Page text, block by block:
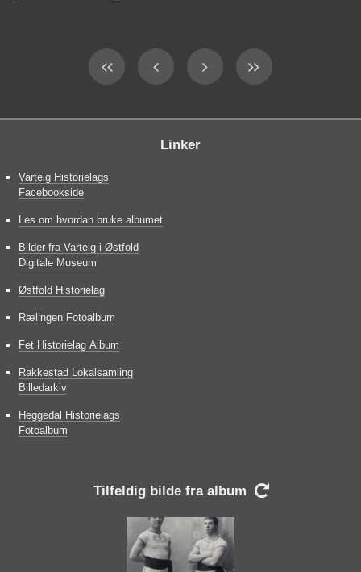
Linker
Varteig Historielags
Facebookside
Les om hvordan bruke albumet
Bilder fra Varteig i Østfold
Digitale Museum
Østfold Historielag
Rælingen Fotoalbum
Fet Historielag Album
Rakkestad Lokalsamling
Billedarkiv
Heggedal Historielags
Fotoalbum
Tilfeldig bilde fra album 